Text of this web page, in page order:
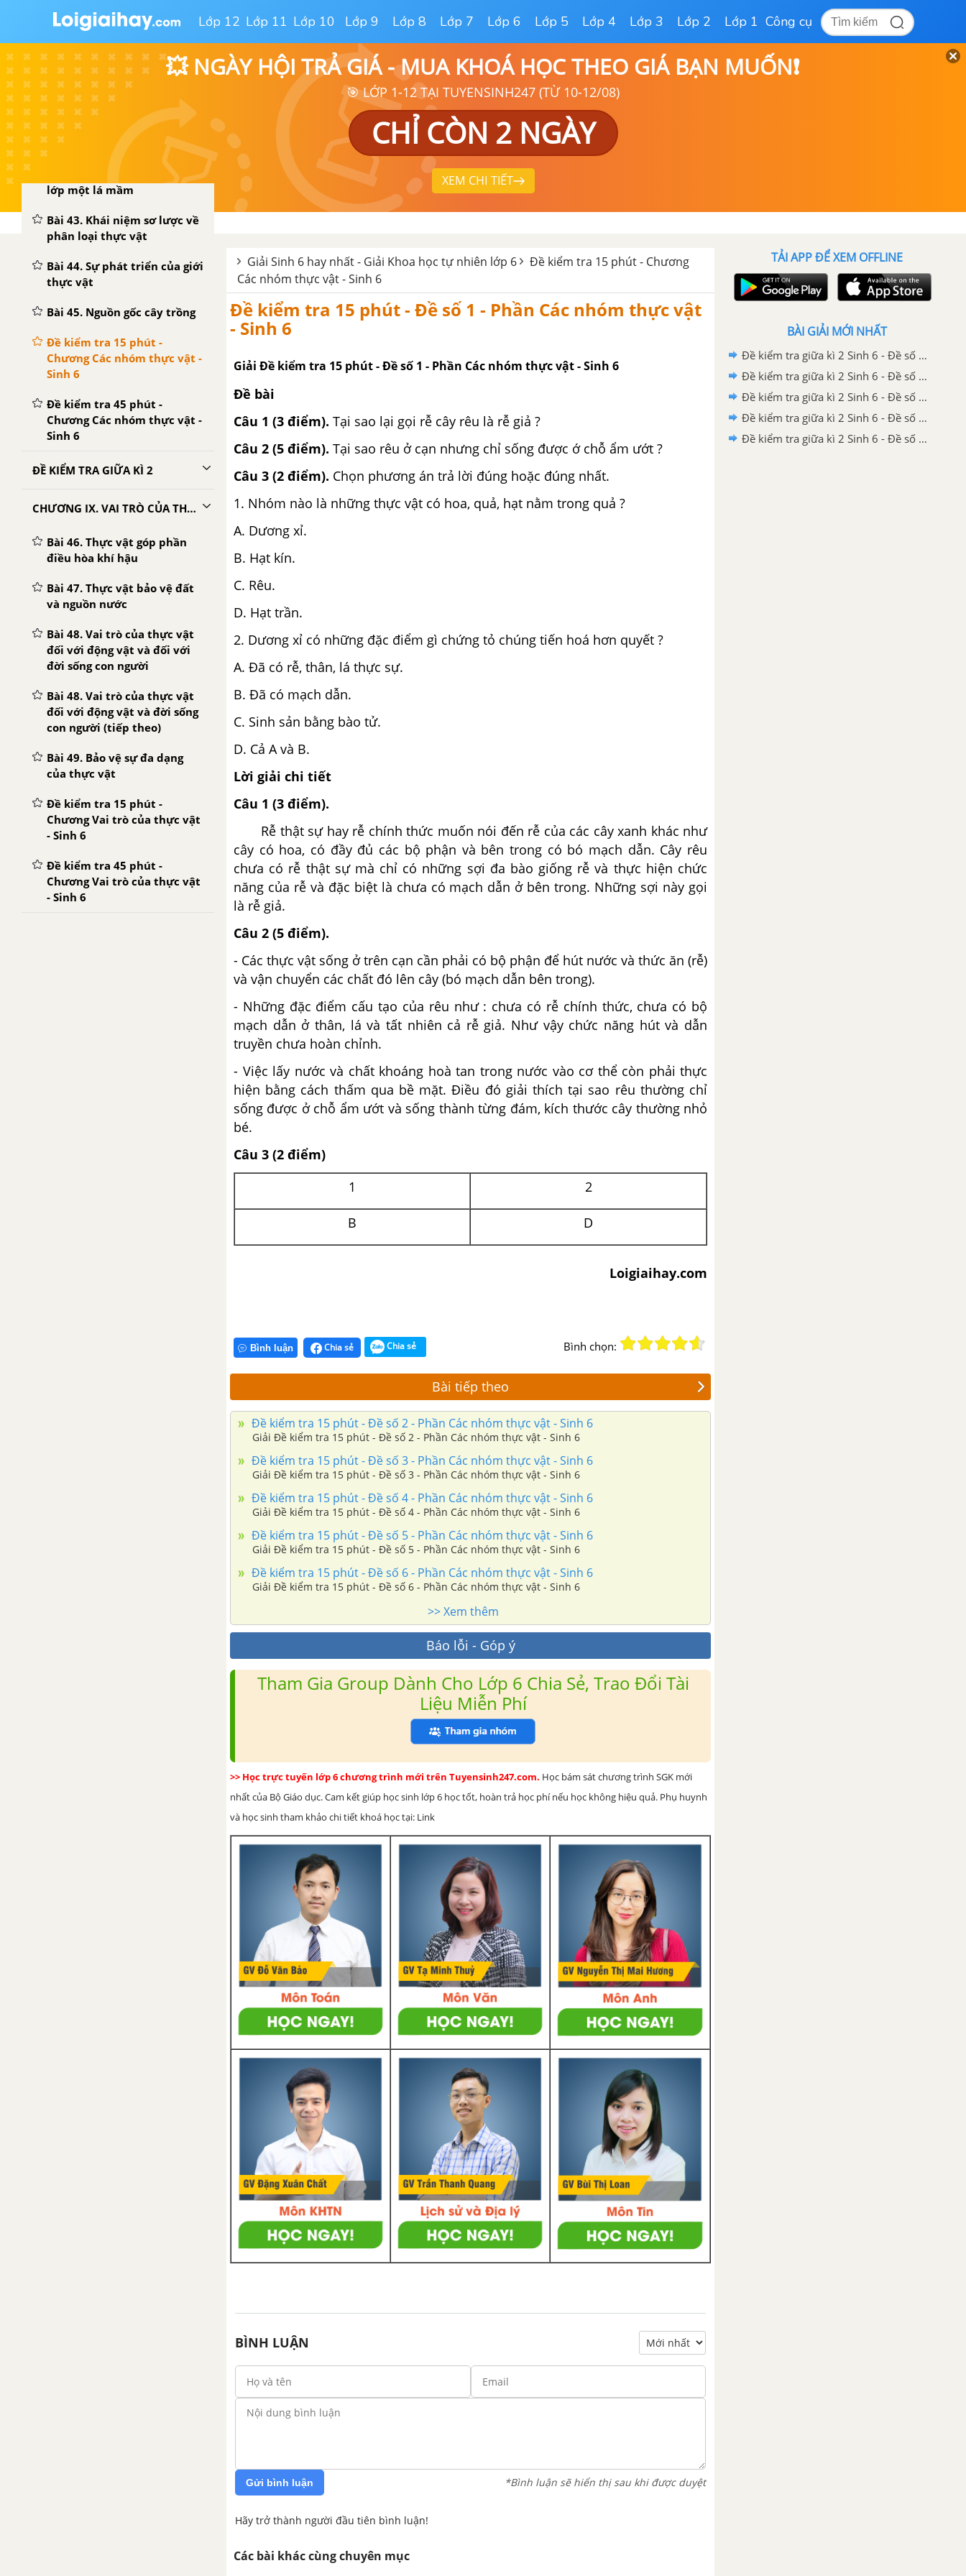
Lớp 12 Lớp 11 Lớp 10 Lớp 9 Lớp 8 Lớp 7 Lớp 6 Lớp 5 Lớp 4 Lớp 3 Lớp 2 Lớp 1 Công cụ
💥 NGÀY HỘI TRẢ GIÁ - MUA KHOÁ HỌC THEO GIÁ BẠN MUỐN❗
🎯 LỚP 1-12 TẠI TUYENSINH247 (TỪ 10-12/08)
CHỈ CÒN 2 NGÀY
XEM CHI TIẾT
Bài 39. Quyết - Cây dương xỉ
Bài 40. Hạt trần - Cây thông
Bài 41. Hạt kín - Đặc điểm
của thực vật hạt kín
Bài 42. Lớp hai lá mầm và
lớp một lá mầm
Bài 43. Khái niệm sơ lược về
phân loại thực vật
Bài 44. Sự phát triển của giới
thực vật
Bài 45. Nguồn gốc cây trồng
Đề kiểm tra 15 phút -
Chương Các nhóm thực vật -
Sinh 6
Đề kiểm tra 45 phút -
Chương Các nhóm thực vật -
Sinh 6
ĐỀ KIỂM TRA GIỮA KÌ 2
CHƯƠNG IX. VAI TRÒ CỦA THỰC VẬT
Bài 46. Thực vật góp phần
điều hòa khí hậu
Bài 47. Thực vật bảo vệ đất
và nguồn nước
Bài 48. Vai trò của thực vật
đối với động vật và đối với
đời sống con người
Bài 48. Vai trò của thực vật
đối với động vật và đời sống
con người (tiếp theo)
Bài 49. Bảo vệ sự đa dạng
của thực vật
Đề kiểm tra 15 phút -
Chương Vai trò của thực vật
- Sinh 6
Đề kiểm tra 45 phút -
Chương Vai trò của thực vật
- Sinh 6
Giải Sinh 6 hay nhất - Giải Khoa học tự nhiên lớp 6
Đề kiểm tra 15 phút - Chương
Các nhóm thực vật - Sinh 6
Đề kiểm tra 15 phút - Đề số 1 - Phần Các nhóm thực vật
- Sinh 6
Giải Đề kiểm tra 15 phút - Đề số 1 - Phần Các nhóm thực vật - Sinh 6
Đề bài
Câu 1 (3 điểm). Tại sao lại gọi rễ cây rêu là rễ giả ?
Câu 2 (5 điểm). Tại sao rêu ở cạn nhưng chỉ sống được ớ chỗ ẩm ướt ?
Câu 3 (2 điểm). Chọn phương án trả lời đúng hoặc đúng nhất.
1. Nhóm nào là những thực vật có hoa, quả, hạt nằm trong quả ?
A. Dương xỉ.
B. Hạt kín.
C. Rêu.
D. Hạt trần.
2. Dương xỉ có những đặc điểm gì chứng tỏ chúng tiến hoá hơn quyết ?
A. Đã có rễ, thân, lá thực sự.
B. Đã có mạch dẫn.
C. Sinh sản bằng bào tử.
D. Cả A và B.
Lời giải chi tiết
Câu 1 (3 điểm).
Rễ thật sự hay rễ chính thức muốn nói đến rễ của các cây xanh khác như
cây có hoa, có đầy đủ các bộ phận và bên trong có bó mạch dẫn. Cây rêu
chưa có rễ thật sự mà chỉ có những sợi đa bào giống rễ và thực hiện chức
năng của rễ và đặc biệt là chưa có mạch dẫn ở bên trong. Những sợi này gọi
là rễ giả.
Câu 2 (5 điểm).
- Các thực vật sống ở trên cạn cần phải có bộ phận để hút nước và thức ăn (rễ)
và vận chuyển các chất đó lên cây (bó mạch dẫn bên trong).
- Những đặc điểm cấu tạo của rêu như : chưa có rễ chính thức, chưa có bộ
mạch dẫn ở thân, lá và tất nhiên cả rễ giả. Như vậy chức năng hút và dẫn
truyền chưa hoàn chỉnh.
- Việc lấy nước và chất khoáng hoà tan trong nước vào cơ thể còn phải thực
hiện bằng cách thấm qua bề mặt. Điều đó giải thích tại sao rêu thường chỉ
sống được ở chỗ ẩm ướt và sống thành từng đám, kích thước cây thường nhỏ
bé.
Câu 3 (2 điểm)
1
2
B D
Loigiaihay.com
Bình luận Chia sẻ Chia sẻ Bình chọn:
Bài tiếp theo
Đề kiểm tra 15 phút - Đề số 2 - Phần Các nhóm thực vật - Sinh 6
Giải Đề kiểm tra 15 phút - Đề số 2 - Phần Các nhóm thực vật - Sinh 6
Đề kiểm tra 15 phút - Đề số 3 - Phần Các nhóm thực vật - Sinh 6
Giải Đề kiểm tra 15 phút - Đề số 3 - Phần Các nhóm thực vật - Sinh 6
Đề kiểm tra 15 phút - Đề số 4 - Phần Các nhóm thực vật - Sinh 6
Giải Đề kiểm tra 15 phút - Đề số 4 - Phần Các nhóm thực vật - Sinh 6
Đề kiểm tra 15 phút - Đề số 5 - Phần Các nhóm thực vật - Sinh 6
Giải Đề kiểm tra 15 phút - Đề số 5 - Phần Các nhóm thực vật - Sinh 6
Đề kiểm tra 15 phút - Đề số 6 - Phần Các nhóm thực vật - Sinh 6
Giải Đề kiểm tra 15 phút - Đề số 6 - Phần Các nhóm thực vật - Sinh 6
>> Xem thêm
Báo lỗi - Góp ý
Tham Gia Group Dành Cho Lớp 6 Chia Sẻ, Trao Đổi Tài
Liệu Miễn Phí
>> Học trực tuyến lớp 6 chương trình mới trên Tuyensinh247.com. Học bám sát chương trình SGK mới
nhất của Bộ Giáo dục. Cam kết giúp học sinh lớp 6 học tốt, hoàn trả học phí nếu học không hiệu quả. Phụ huynh
và học sinh tham khảo chi tiết khoá học tại: Link
BÌNH LUẬN
Gửi bình luận *Bình luận sẽ hiển thị sau khi được duyệt
Hãy trở thành người đầu tiên bình luận!
Các bài khác cùng chuyên mục
TẢI APP ĐỂ XEM OFFLINE
BÀI GIẢI MỚI NHẤT
Đề kiểm tra giữa kì 2 Sinh 6 - Đề số 5 có lời giải chi tiết
Đề kiểm tra giữa kì 2 Sinh 6 - Đề số 4 có lời giải chi tiết
Đề kiểm tra giữa kì 2 Sinh 6 - Đề số 3 có lời giải chi tiết
Đề kiểm tra giữa kì 2 Sinh 6 - Đề số 2 có lời giải chi tiết
Đề kiểm tra giữa kì 2 Sinh 6 - Đề số 1 có lời giải chi tiết